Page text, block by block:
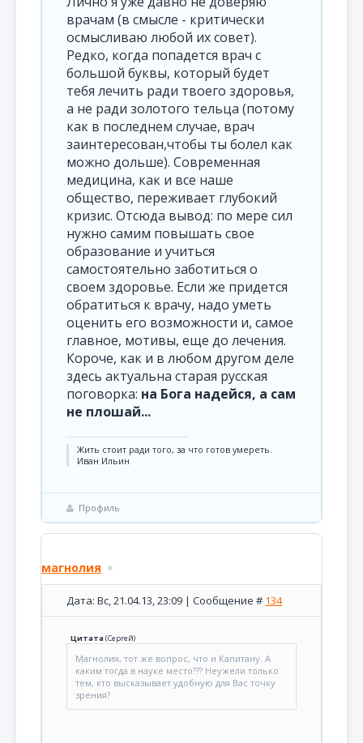
врачам (в смысле - критически
осмысливаю любой их совет).
Редко, когда попадется врач с
большой буквы, который будет
тебя лечить ради твоего здоровья,
а не ради золотого тельца (потому
как в последнем случае, врач
заинтересован,чтобы ты болел как
можно дольше). Современная
медицина, как и все наше
общество, переживает глубокий
кризис. Отсюда вывод: по мере сил
нужно самим повышать свое
образование и учиться
самостоятельно заботиться о
своем здоровье. Если же придется
обратиться к врачу, надо уметь
оценить его возможности и, самое
главное, мотивы, еще до лечения.
Короче, как и в любом другом деле
здесь актуальна старая русская
поговорка: на Бога надейся, а сам
не плошай...
Жить стоит ради того, за что готов умереть.
Иван Ильин
Профиль
магнолия
Дата: Вс, 21.04.13, 23:09 | Сообщение # 134
Цитата(Сергей)
Магнолия, тот же вопрос, что и Капитану. А
каким тогда в науке место??? Неужели только
тем, кто высказывает удобную для Вас точку
зрения?